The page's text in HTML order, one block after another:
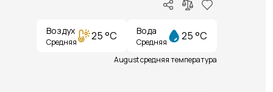
Воздух
Средняя 25 °C Вода
Средняя 25 °C
August средняя температура